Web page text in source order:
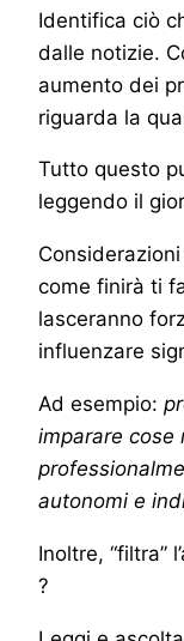
Identifica ciò
dalle notizie.
aumento dei
riguarda la
Tutto questo
leggendo il
come finirà ti
lasceranno
influenzare
Ad esempio:
imparare cose
autonomi e
Inoltre, “filtra”
?